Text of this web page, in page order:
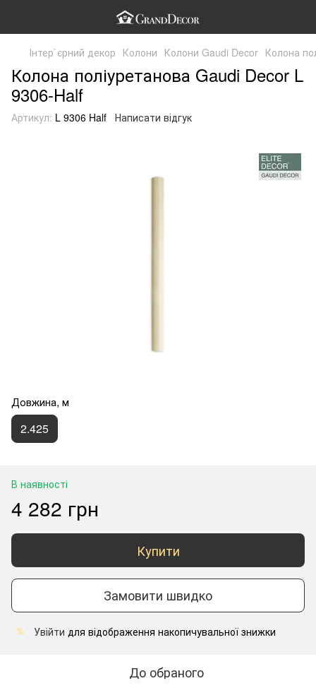
Інтер`єрний декор Колони Колони Gaudi Decor Колона
Колона поліуретанова Gaudi Decor L
9306-Half
Артикул: L 9306 Half Написати відгук
Довжина, м
2.425
В наявності
4 282 грн
Купити
Замовити швидко
% Увійти для відображення накопичувальної знижки
До обраного